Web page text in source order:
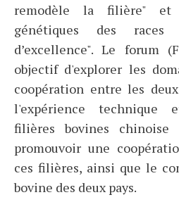
remodèle la filière" et
génétiques des races
d’excellence". Le forum
objectif d'explorer les
coopération entre les
l'expérience technique
filières bovines
promouvoir une
ces filières, ainsi que le
bovine des deux pays.